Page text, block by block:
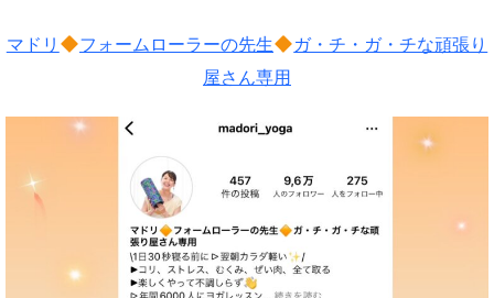
マドリ フォームローラーの先生
ガ・チ・ガ・チな頑張り
屋さん専用